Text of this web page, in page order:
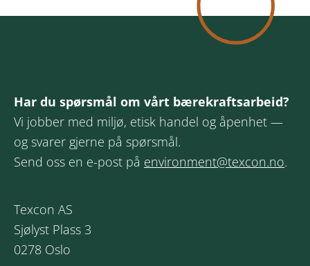
Har du spørsmål om vårt bærekraftsarbeid?
Vi jobber med miljø, etisk handel og åpenhet —
og svarer gjerne på spørsmål.
Send oss en e-post på environment@texcon.no.
Texcon AS
Sjølyst Plass 3
0278 Oslo